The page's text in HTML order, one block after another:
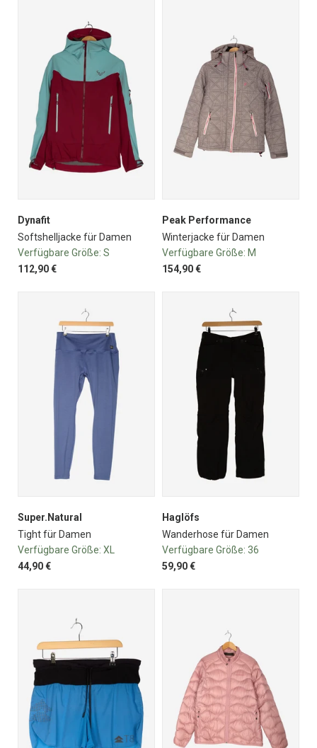
Dynafit
Softshelljacke für Damen
Verfügbare Größe: S
112,90 €
Peak Performance
Winterjacke für Damen
Verfügbare Größe: M
154,90 €
Super.Natural
Tight für Damen
Verfügbare Größe: XL
44,90 €
Haglöfs
Wanderhose für Damen
Verfügbare Größe: 36
59,90 €